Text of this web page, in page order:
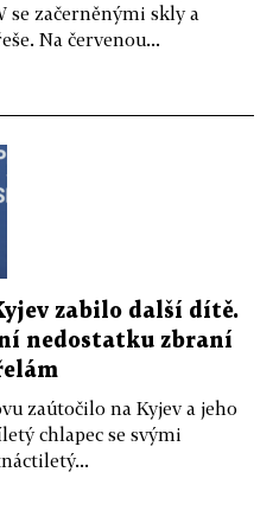
začerněnými skly a
Na červenou...
zabilo další dítě.
nedostatku zbraní
zaútočilo na Kyjev a jeho
chlapec se svými